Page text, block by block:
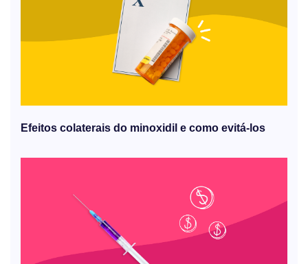
Efeitos colaterais do minoxidil e como evitá-los